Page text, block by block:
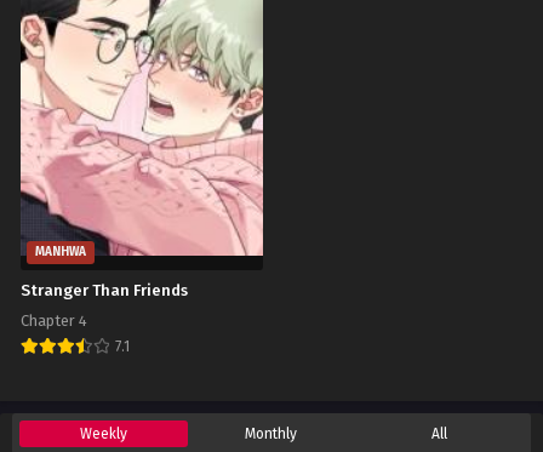
Chapter 28 (SS2)
กันยายน 20, 2023
Chapter 26 (SS2)
กันยายน 20, 2023
Chapter 24 (SS2)
กันยายน 20, 2023
Chapter 22 (SS2)
กันยายน 20, 2023
Chapter 20 (SS2)
กันยายน 20, 2023
Chapter 18 (SS2)
กันยายน 20, 2023
Chapter 17 (SS2)
กันยายน 20, 2023
MANHWA
Stranger Than Friends
Chapter 4
7.1
Weekly Monthly All